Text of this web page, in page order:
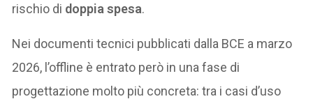
rischio di doppia spesa.
Nei documenti tecnici pubblicati dalla BCE a marzo
2026, l’offline è entrato però in una fase di
progettazione molto più concreta: tra i casi d’uso